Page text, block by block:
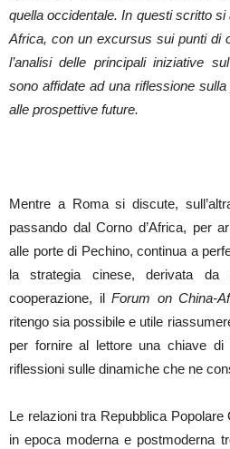
quella occidentale. In questi scritto
Africa, con un excursus sui punti di
l’analisi delle principali iniziative
sono affidate ad una riflessione
alle prospettive future.
Mentre a Roma si discute,
passando dal Corno d’Africa, per
alle porte di Pechino, continua a
la strategia cinese, derivata da
cooperazione, ilForum on China-
ritengo sia possibile e utile
per fornire al lettore una chiave di
riflessioni sulle dinamiche che ne
Le relazioni tra Repubblica
in epoca moderna e postmoderna